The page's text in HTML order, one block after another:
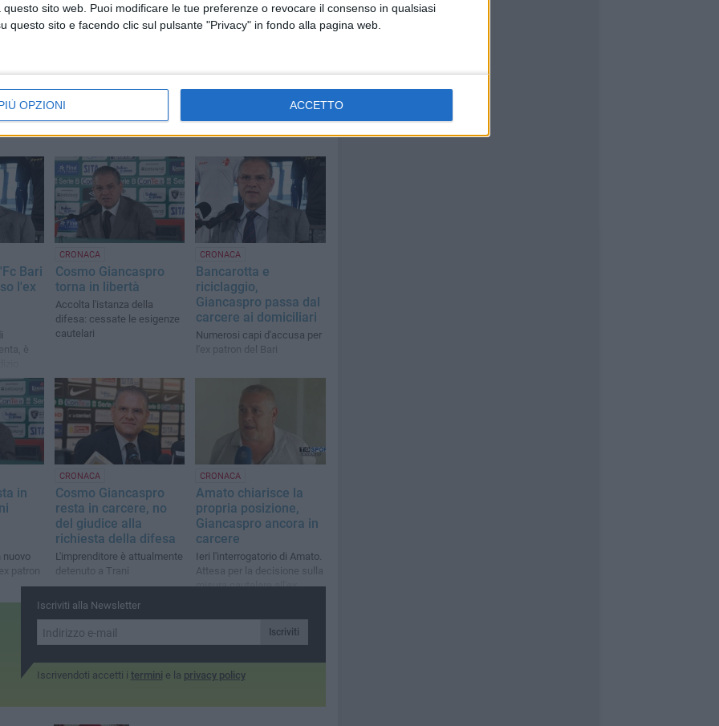
sito web. Puoi modificare le tue preferenze o revocare il consenso in qualsiasi
questo sito e facendo clic sul pulsante "Privacy" in fondo alla pagina web.
OPZIONI ACCETTO
Bari
l'ex
è
CRONACA
Cosmo Giancaspro
torna in libertà
Accolta l'istanza della
difesa: cessate le esigenze
cautelari
CRONACA
Bancarotta e
riciclaggio,
Giancaspro passa dal
carcere ai domiciliari
Numerosi capi d'accusa per
l'ex patron del Bari
in
nuovo
patron
CRONACA
Cosmo Giancaspro
resta in carcere, no
del giudice alla
richiesta della difesa
L'imprenditore è attualmente
detenuto a Trani
CRONACA
Amato chiarisce la
propria posizione,
Giancaspro ancora in
carcere
Ieri l'interrogatorio di Amato.
Attesa per la decisione sulla
misura cautelare all'ex
Iscriviti alla Newsletter
Iscriviti
Iscrivendoti accetti i termini e la privacy policy